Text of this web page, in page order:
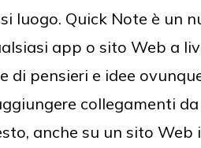
luogo. Quick Note è un
app o sito Web a
di pensieri e idee
collegamenti
anche su un sito Web